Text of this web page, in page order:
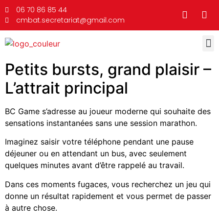
06 70 86 85 44
cmbat.secretariat@gmail.com
Petits bursts, grand plaisir –
L’attrait principal
BC Game s’adresse au joueur moderne qui souhaite des
sensations instantanées sans une session marathon.
Imaginez saisir votre téléphone pendant une pause
déjeuner ou en attendant un bus, avec seulement
quelques minutes avant d’être rappelé au travail.
Dans ces moments fugaces, vous recherchez un jeu qui
donne un résultat rapidement et vous permet de passer
à autre chose.